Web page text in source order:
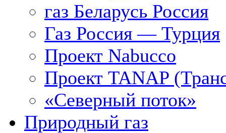
газ Беларусь Россия
Газ Россия — Турция
Проект Nabucco
Проект TANAP
«Северный поток»
Природный газ